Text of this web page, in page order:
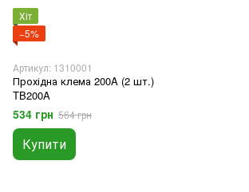
Хіт
−5%
Артикул: 1310001
Прохідна клема 200A (2 шт.)
TB200A
534 грн 564 грн
Купити